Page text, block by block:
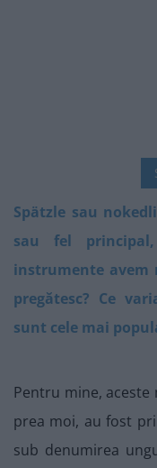
Spätzle sau
sau fel
instrumente avem
pregătesc? Ce
sunt cele mai
Pentru mine,
prea moi, au fost
sub denumirea